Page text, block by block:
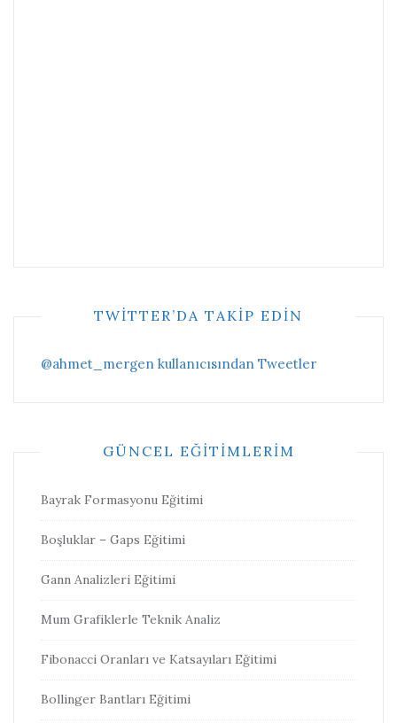
TWITTER’DA TAKIP EDIN
@ahmet_mergen kullanıcısından Tweetler
GÜNCEL EĞITIMLERIM
Bayrak Formasyonu Eğitimi
Boşluklar – Gaps Eğitimi
Gann Analizleri Eğitimi
Mum Grafiklerle Teknik Analiz
Fibonacci Oranları ve Katsayıları Eğitimi
Bollinger Bantları Eğitimi